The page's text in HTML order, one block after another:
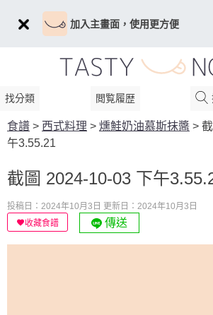
加入主畫面，使用更方便
找分類 閲覧履歴
食譜 > 西式料理 > 燻鮭奶油慕斯抹醬 >
午3.55.21
截圖 2024-10-03 下午
投稿日：2024年10月3日 更新日：2024年10月3日
收藏食譜
傳送